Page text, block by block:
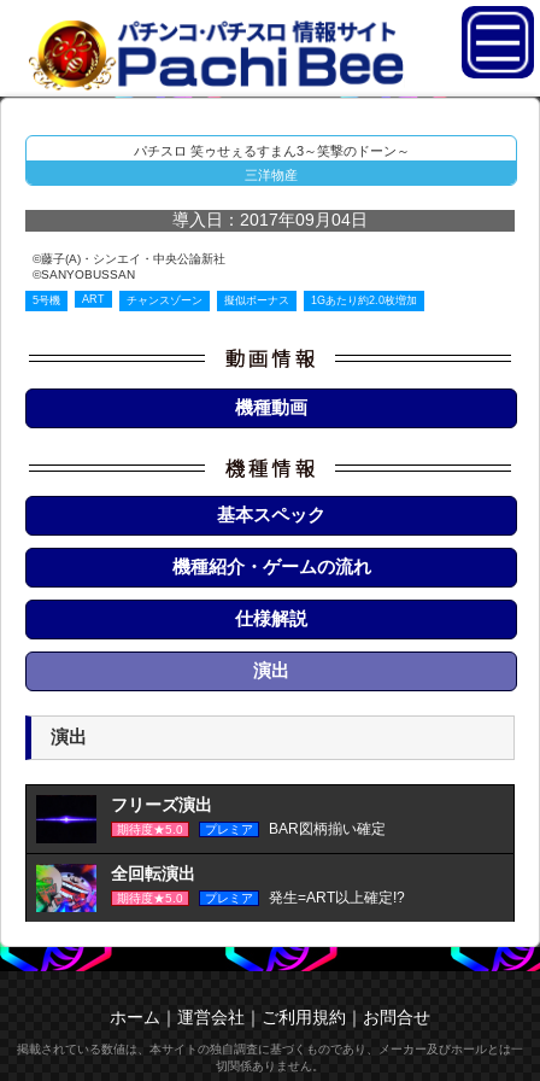
パチスロ 笑ゥせぇるすまん3～笑撃のドーン～
三洋物産
導入日：2017年09月04日
©藤子(A)・シンエイ・中央公論新社
©SANYOBUSSAN
5号機 ART チャンスゾーン 擬似ボーナス 1Gあたり約2.0枚増加
機種動画
基本スペック
機種紹介・ゲームの流れ
仕様解説
演出
演出
フリーズ演出
期待度★5.0 プレミア BAR図柄揃い確定
全回転演出
期待度★5.0 プレミア 発生=ART以上確定!?
ホーム ｜ 運営会社 ｜ ご利用規約 ｜ お問合せ
掲載されている数値は、本サイトの独自調査に基づくものであり、メーカー及びホールとは一
切関係ありません。